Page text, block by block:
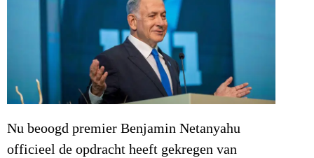
Nu beoogd premier Benjamin Netanyahu
officieel de opdracht heeft gekregen van